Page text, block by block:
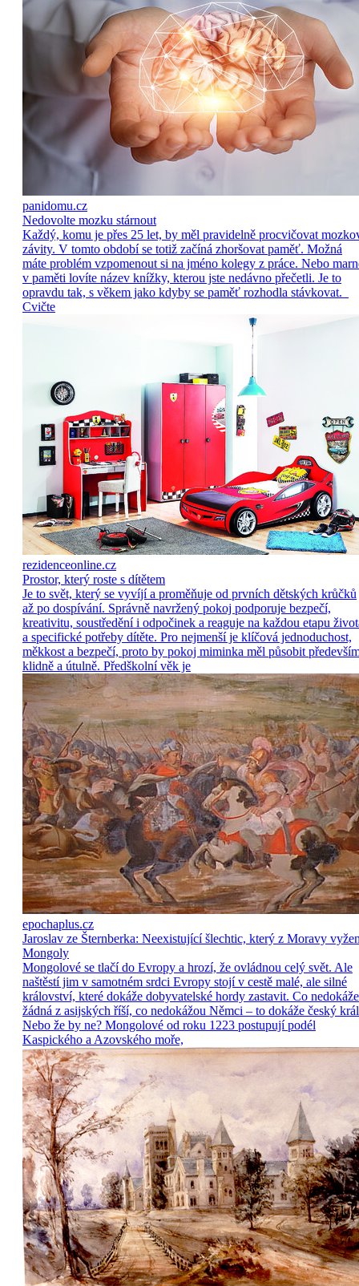
panidomu.cz
Nedovolte mozku stárnout
Každý, komu je přes 25 let, by měl pravidelně procvičovat
závity. V tomto období se totiž začíná zhoršovat paměť. Možná
máte problém vzpomenout si na jméno kolegy z práce. Nebo
v paměti lovíte název knížky, kterou jste nedávno přečetli. Je to
opravdu tak, s věkem jako kdyby se paměť rozhodla stávkovat.
Cvičte
rezidenceonline.cz
Prostor, který roste s dítětem
Je to svět, který se vyvíjí a proměňuje od prvních dětských krůčků
až po dospívání. Správně navržený pokoj podporuje bezpečí,
kreativitu, soustředění i odpočinek a reaguje na každou etapu
a specifické potřeby dítěte. Pro nejmenší je klíčová jednoduchost,
měkkost a bezpečí, proto by pokoj miminka měl působit
klidně a útulně. Předškolní věk je
epochaplus.cz
Jaroslav ze Šternberka: Neexistující šlechtic, který z Moravy
Mongoly
Mongolové se tlačí do Evropy a hrozí, že ovládnou celý svět. Ale
naštěstí jim v samotném srdci Evropy stojí v cestě malé, ale silné
království, které dokáže dobyvatelské hordy zastavit. Co nedokáže
žádná z asijských říší, co nedokážou Němci – to dokáže český
Nebo že by ne? Mongolové od roku 1223 postupují podél
Kaspického a Azovského moře,